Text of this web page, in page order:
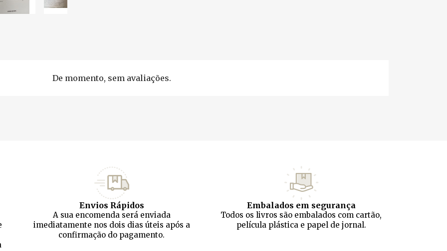
De momento, sem avaliações.
Envios Rápidos
A sua encomenda será enviada
imediatamente nos dois dias úteis após a
confirmação do pagamento.
Embalados em segurança
Todos os livros são embalados com cartão,
película plástica e papel de jornal.